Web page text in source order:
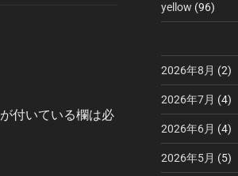
が付いている欄は必
yellow (96)
2026年8月 (2)
2026年7月 (4)
2026年6月 (4)
2026年5月 (5)